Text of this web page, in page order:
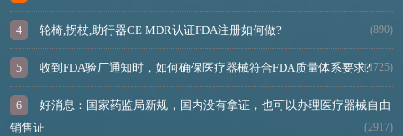
轮椅,拐杖,助行器CE MDR认证FDA注册如何做? (890)
收到FDA验厂通知时，如何确保医疗器械符合FDA质量体系要求?(1725)
好消息：国家药监局新规，国内没有拿证，也可以办理医疗器械自由
销售证
(2917)